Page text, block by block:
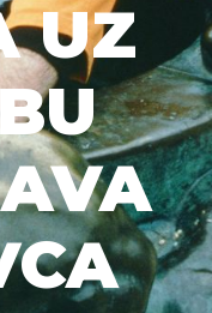
UZ